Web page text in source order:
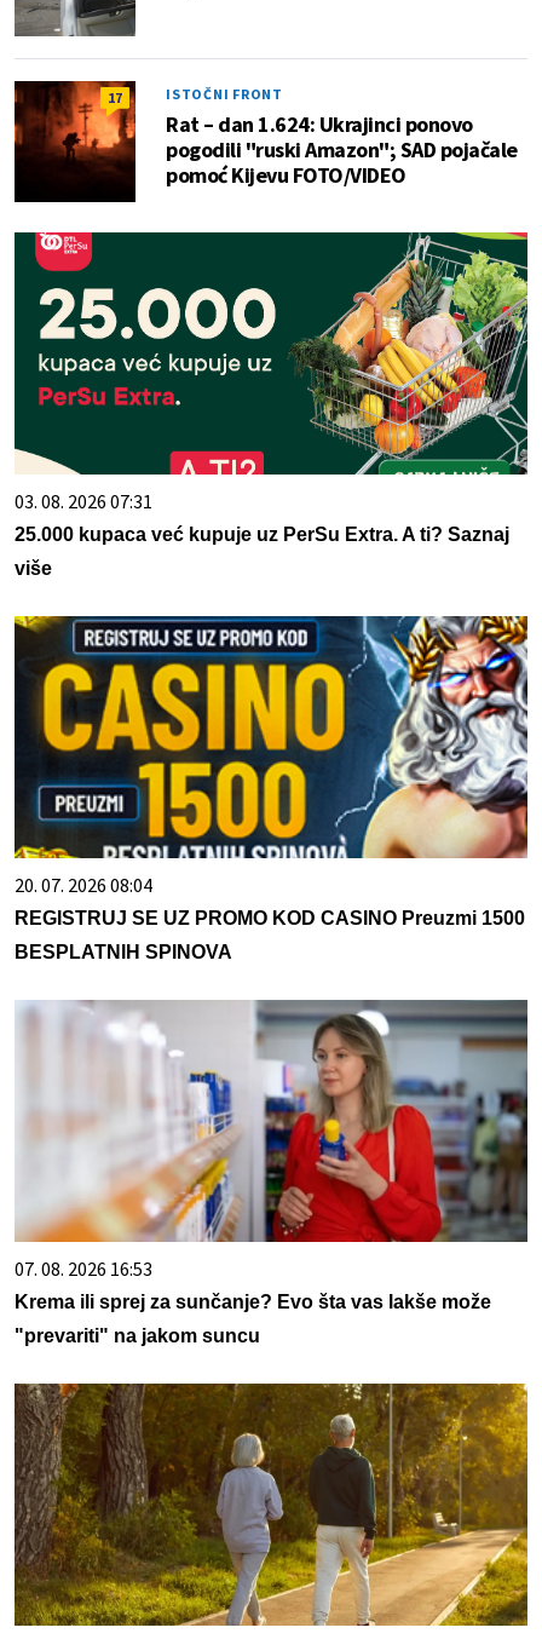
17 ISTOČNI FRONT
Rat – dan 1.624: Ukrajinci ponovo
pogodili "ruski Amazon"; SAD pojačale
pomoć Kijevu FOTO/VIDEO
03. 08. 2026 07:31
25.000 kupaca već kupuje uz PerSu Extra. A ti? Saznaj
više
20. 07. 2026 08:04
REGISTRUJ SE UZ PROMO KOD CASINO Preuzmi 1500
BESPLATNIH SPINOVA
07. 08. 2026 16:53
Krema ili sprej za sunčanje? Evo šta vas lakše može
"prevariti" na jakom suncu